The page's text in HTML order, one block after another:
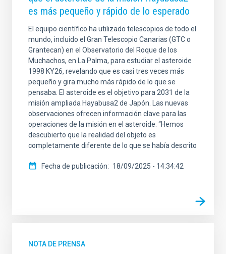
es más pequeño y rápido de lo esperado
El equipo científico ha utilizado telescopios de todo el
mundo, incluido el Gran Telescopio Canarias (GTC o
Grantecan) en el Observatorio del Roque de los
Muchachos, en La Palma, para estudiar el asteroide
1998 KY26, revelando que es casi tres veces más
pequeño y gira mucho más rápido de lo que se
pensaba. El asteroide es el objetivo para 2031 de la
misión ampliada Hayabusa2 de Japón. Las nuevas
observaciones ofrecen información clave para las
operaciones de la misión en el asteroide. “Hemos
descubierto que la realidad del objeto es
completamente diferente de lo que se había descrito
Fecha de publicación 18/09/2025 - 14:34:42
NOTA DE PRENSA